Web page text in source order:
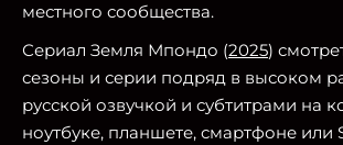
местного сообщества.
Сериал Земля Мпондо (2025)
сезоны и серии подряд в высоком
русской озвучкой и субтитрами на
ноутбуке, планшете, смартфоне или